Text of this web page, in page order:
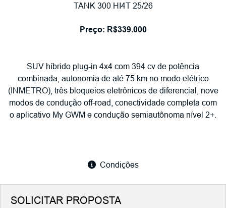
TANK 300 HI4T 25/26
Preço: R$339.000
SUV híbrido plug-in 4x4 com 394 cv de potência
combinada, autonomia de até 75 km no modo elétrico
(INMETRO), três bloqueios eletrônicos de diferencial, nove
modos de condução off-road, conectividade completa com
o aplicativo My GWM e condução semiautônoma nível 2+.
Condições
SOLICITAR PROPOSTA